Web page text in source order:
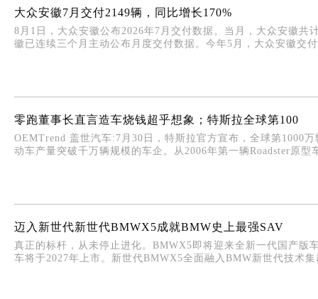
大众安徽7月交付2149辆，同比增长170%
8月1日，大众安徽公布2026年7月交付数据。当月，大众安徽共
徽已连续三个月主动公布月度交付数据。今年5月，大众安徽交
零跑董事长直言造车烧钱超乎想象；特斯拉全球第100
OEMTrend 盖世汽车:7月30日，特斯拉官方宣布，全球第1000
动车产量突破千万辆规模的车企。从2006年第一辆Roadster原型
迈入新世代新世代BMWX5成就BMW史上最强SAV
真正的标杆，从未停止进化。BMWX5即将迎来全新一代国产版
车将于2027年上市。新世代BMWX5全面融入BMW新世代技术